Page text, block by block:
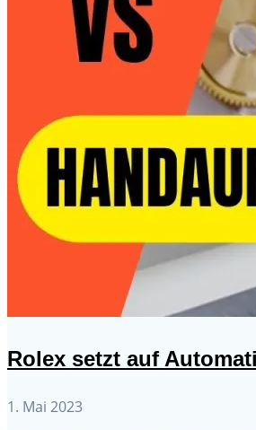
Rolex setzt auf
1. Mai 2023